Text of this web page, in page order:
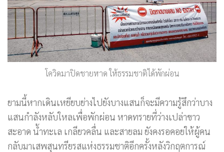
โควิดมาปิดชายหาด ให้ธรรมชาติได้พักผ่อน
ยามนี้หากเดินเหยียบย่างไปยังบางแสนก็จะมีความรู้สึกว่าบาง
แสนกำลังหลับใหลเพื่อพักผ่อน หาดทรายที่ว่างเปล่าขาว
สะอาด น้ำทะเล เกลียวคลื่น และสายลม ยังคงรอคอยให้ผู้คน
กลับมาเสพสุนทรียรสแห่งธรรมชาติอีกครั้งหลังวิกฤตการณ์